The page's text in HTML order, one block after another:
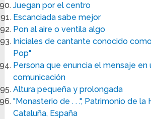
Juegan por el centro
Escanciada sabe mejor
Pon al aire o ventila algo
Iniciales de cantante conocido
Pop"
Persona que enuncia el mensaje en
comunicación
Altura pequeña y prolongada
"Monasterio de . . .", Patrimonio de la
Cataluña, España